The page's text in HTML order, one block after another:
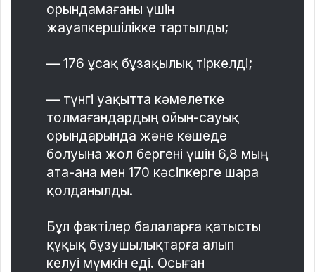
орындамағаны үшін
жауапкершілікке тартылды;
— 176 ұсақ бұзақылық тіркелді;
— түнгі уақытта кәмелетке
толмағандардың ойын-сауық
орындарында және көшеде
болуына жол бергені үшін 6,8 мың
ата-ана мен 170 кәсіпкерге шара
қолданылды.
Бұл фактілер балаларға қатысты
құқық бұзушылықтарға алып
келуі мүмкін еді. Осыған